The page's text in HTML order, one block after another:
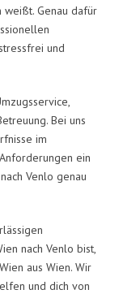
weißt. Genau dafür
und
Bei uns
im
ein
Venlo genau
nach Venlo bist,
aus Wien. Wir
und dich von